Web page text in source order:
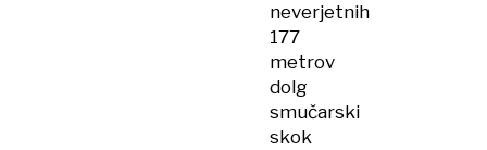
neverjetnih
177
metrov
dolg
smučarski
skok